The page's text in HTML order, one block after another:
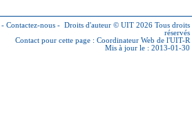
- Contactez-nous - Droits d'auteur © UIT 2026 Tous droits
réservés
Contact pour cette page : Coordinateur Web de l'UIT-R
Mis à jour le : 2013-01-30